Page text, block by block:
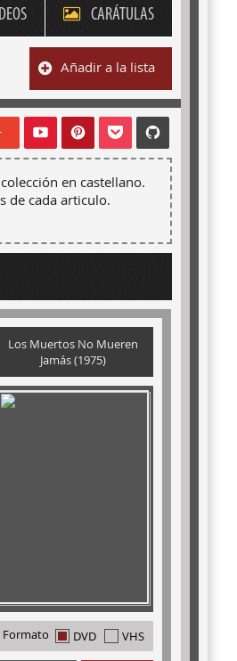
CARÁTULAS
Añadir a la lista
en castellano.
de cada articulo.
Los Muertos No Mueren
Jamás (1975)
Formato DVD VHS